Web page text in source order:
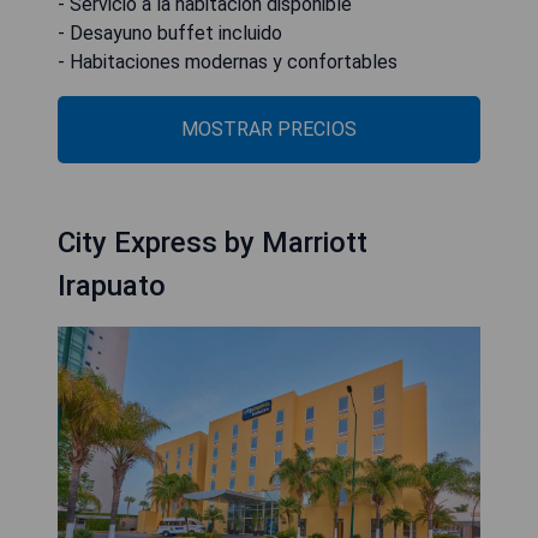
- Desayuno buffet incluido
- Habitaciones modernas y confortables
MOSTRAR PRECIOS
City Express by Marriott
Irapuato